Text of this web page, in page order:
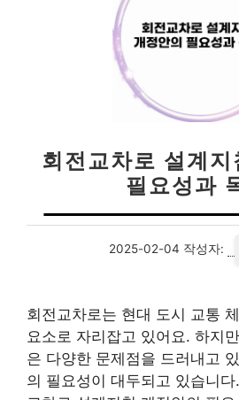
회전교차로 설계지
필요성과
2025-02-04 작성자:
회전교차로는 현대 도시 교통
요소로 자리잡고 있어요. 하지
은 다양한 문제점을 드러내고
의 필요성이 대두되고 있습니